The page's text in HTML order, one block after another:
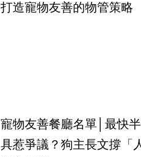
打造寵物友善的物管策略
寵物友善餐廳名單│最快
具惹爭議？狗主長文撐「